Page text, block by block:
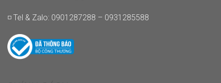
◽ Tel & Zalo: 0901287288 – 0931285588